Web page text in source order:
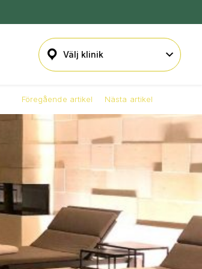
Nästa artikel
Föregående artikel